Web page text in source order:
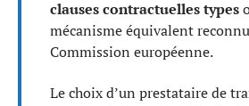
clauses contractuelles types
mécanisme équivalent
Commission européenne.
Le choix d’un prestataire de